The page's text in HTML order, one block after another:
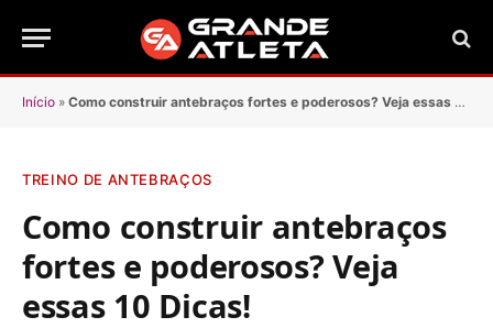
Início » Como construir antebraços fortes e poderosos? Veja essas 10 Dicas!
TREINO DE ANTEBRAÇOS
Como construir antebraços
fortes e poderosos? Veja
essas 10 Dicas!